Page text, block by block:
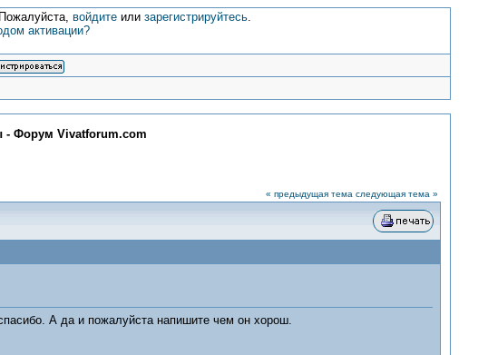
войдитеили зарегистрируйтесь.
активации?
- Форум Vivatforum.com
« предыдущая тема следующая тема »
А да и пожалуйста напишите чем он хорош.